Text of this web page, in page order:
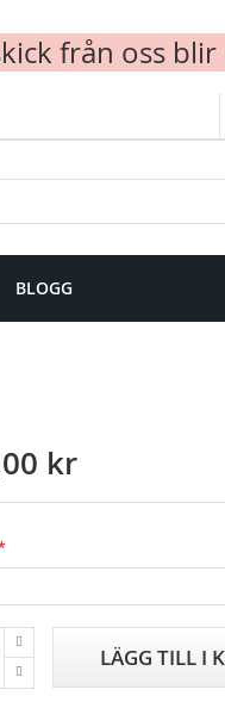
från oss
BLOGG
kr
LÄGG TILL I